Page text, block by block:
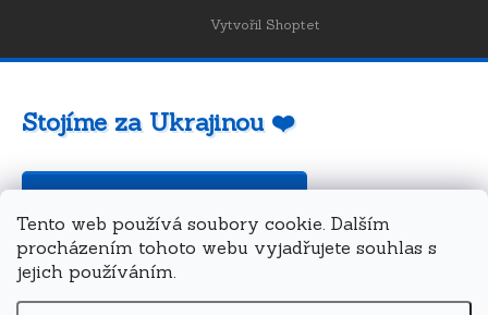
Tento web používá soubory cookie. Dalším
procházením tohoto webu vyjadřujete souhlas s
jejich používáním.
Vytvořil Shoptet
Stojíme za Ukrajinou ❤️